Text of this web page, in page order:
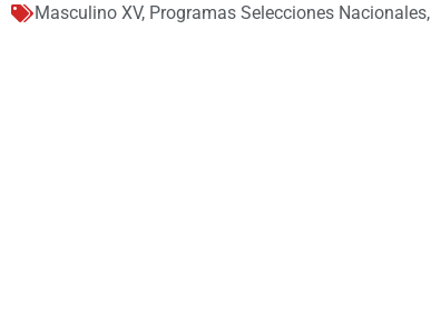
Masculino XV, Programas Selecciones Nacionales,